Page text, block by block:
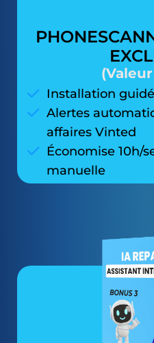
Installation
Alertes
affaires Vinted
Économise 10h/
manuelle